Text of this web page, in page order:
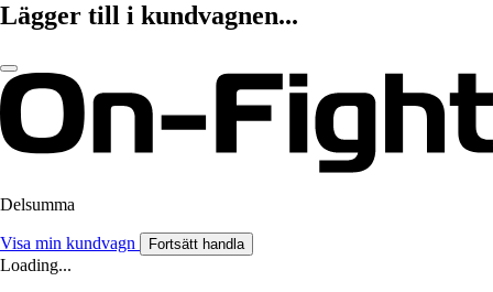
Lägger till i kundvagnen...
Delsumma
Visa min kundvagn Fortsätt handla
Loading...